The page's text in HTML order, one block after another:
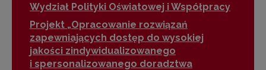
Wydział Polityki Oświatowej i Współpracy
Projekt „Opracowanie rozwiązań
zapewniających dostęp do wysokiej
jakości zindywidualizowanego
i spersonalizowanego doradztwa